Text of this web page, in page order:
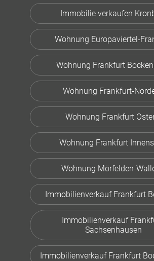
Immobilie verkaufen
Wohnung Europaviertel-
Wohnung Frankfurt
Wohnung Frankfurt-
Wohnung Frankfurt
Wohnung Frankfurt
Wohnung Mörfelden-
Immobilienverkauf Frankfurt
Immobilienverkauf
Sachsenhausen
Immobilienverkauf Frankfurt